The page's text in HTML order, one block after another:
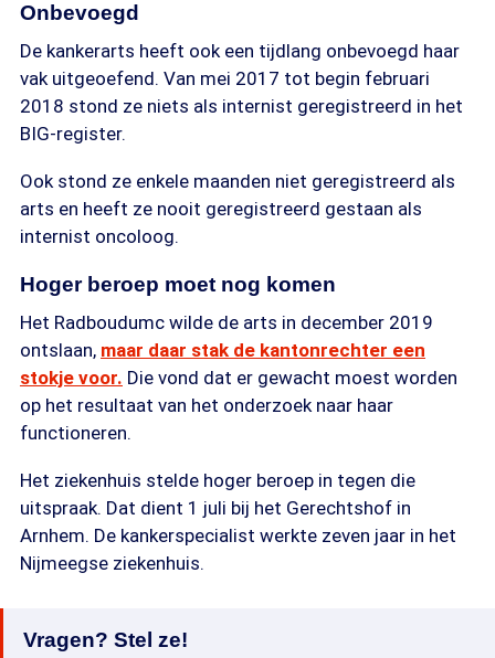
Onbevoegd
De kankerarts heeft ook een tijdlang onbevoegd haar
vak uitgeoefend. Van mei 2017 tot begin februari
2018 stond ze niets als internist geregistreerd in het
BIG-register.
Ook stond ze enkele maanden niet geregistreerd als
arts en heeft ze nooit geregistreerd gestaan als
internist oncoloog.
Hoger beroep moet nog komen
Het Radboudumc wilde de arts in december 2019
ontslaan, maar daar stak de kantonrechter een
stokje voor. Die vond dat er gewacht moest worden
op het resultaat van het onderzoek naar haar
functioneren.
Het ziekenhuis stelde hoger beroep in tegen die
uitspraak. Dat dient 1 juli bij het Gerechtshof in
Arnhem. De kankerspecialist werkte zeven jaar in het
Nijmeegse ziekenhuis.
Vragen? Stel ze!